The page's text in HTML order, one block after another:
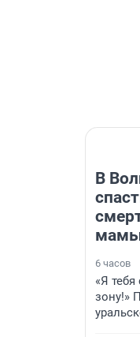
В
6 часов
«Я
зону!»